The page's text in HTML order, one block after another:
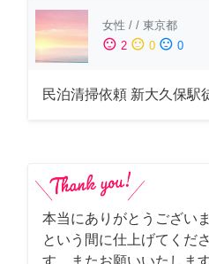
女性 / / 東京都
sentiment_satisfied 2 sentiment_neutral 0 sentiment_dissatisfied 0
民泊清掃依頼 新大久保駅
本当にありがとうござい
という間に仕上げてくだ